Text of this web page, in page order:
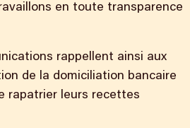
en toute transparence
rappellent ainsi aux
de la domiciliation bancaire
rapatrier leurs recettes